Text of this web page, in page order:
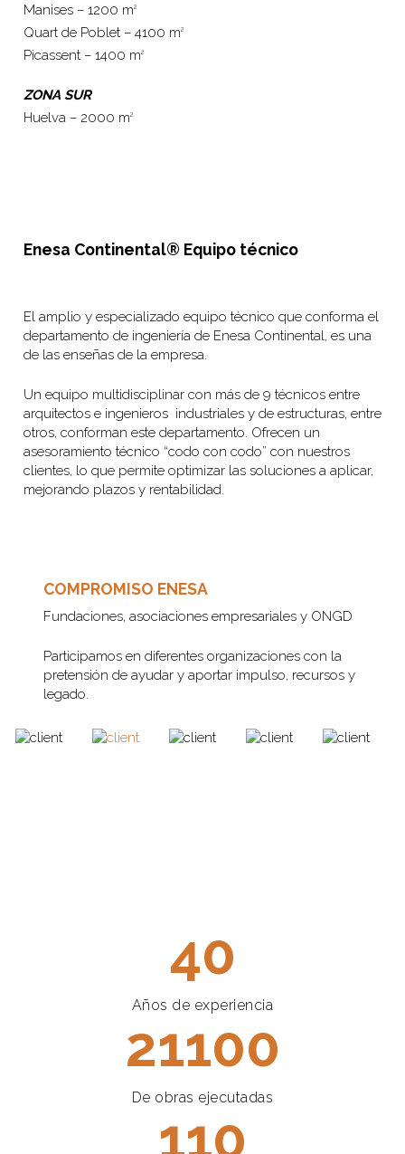
Manises – 1200 m2
Quart de Poblet – 4100 m2
Picassent – 1400 m2
ZONA SUR
Huelva – 2000 m2
Enesa Continental® Equipo técnico
El amplio y especializado equipo técnico que conforma el
departamento de ingeniería de Enesa Continental, es una
de las enseñas de la empresa.
Un equipo multidisciplinar con más de 9 técnicos entre
arquitectos e ingenieros industriales y de estructuras, entre
otros, conforman este departamento. Ofrecen un
asesoramiento técnico “codo con codo” con nuestros
clientes, lo que permite optimizar las soluciones a aplicar,
mejorando plazos y rentabilidad.
COMPROMISO ENESA
Fundaciones, asociaciones empresariales y ONGD
Participamos en diferentes organizaciones con la
pretensión de ayudar y aportar impulso, recursos y
legado.
40
Años de experiencia
21100
De obras ejecutadas
110